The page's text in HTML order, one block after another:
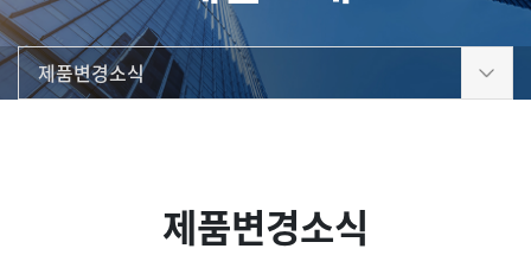
제품변경소식
제품변경소식